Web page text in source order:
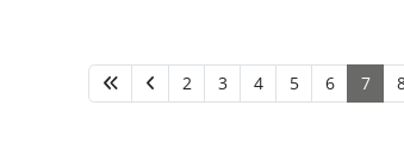
2 3 4 5 6 7